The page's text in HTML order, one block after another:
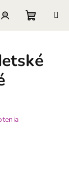
košík